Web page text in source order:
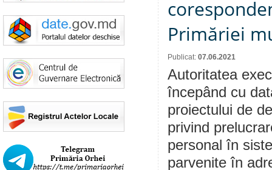
Primăriei
Publicat: 07.06.2021
Autoritatea
începând cu
proiectului de
privind
personal în
parvenite în